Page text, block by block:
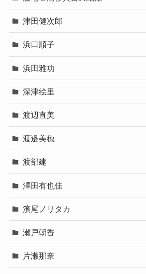
津田健次郎
浜口順子
浜田雅功
深津絵里
渡辺直美
渡邉美穂
渡部建
澤田有也佳
濱尾ノリタカ
瀬戸朝香
片瀬那奈